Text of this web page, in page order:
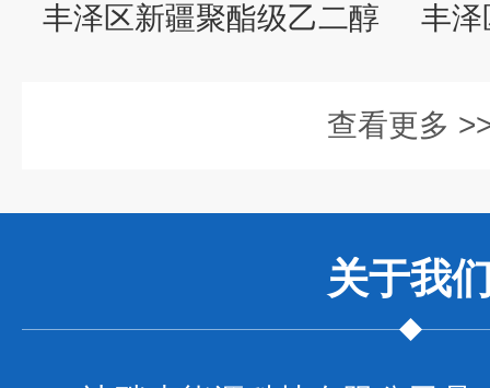
丰泽区新疆聚酯级乙二醇
查看更多
关于我